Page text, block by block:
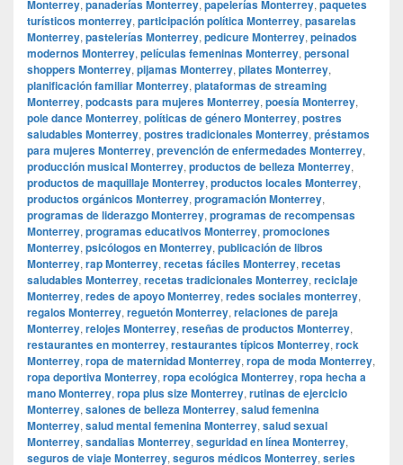
Monterrey, panaderías Monterrey, papelerías Monterrey, paquetes
turísticos monterrey, participación política Monterrey, pasarelas
Monterrey, pastelerías Monterrey, pedicure Monterrey, peinados
modernos Monterrey, películas femeninas Monterrey, personal
shoppers Monterrey, pijamas Monterrey, pilates Monterrey,
planificación familiar Monterrey, plataformas de streaming
Monterrey, podcasts para mujeres Monterrey, poesía Monterrey,
pole dance Monterrey, políticas de género Monterrey, postres
saludables Monterrey, postres tradicionales Monterrey, préstamos
para mujeres Monterrey, prevención de enfermedades Monterrey,
producción musical Monterrey, productos de belleza Monterrey,
productos de maquillaje Monterrey, productos locales Monterrey,
productos orgánicos Monterrey, programación Monterrey,
programas de liderazgo Monterrey, programas de recompensas
Monterrey, programas educativos Monterrey, promociones
Monterrey, psicólogos en Monterrey, publicación de libros
Monterrey, rap Monterrey, recetas fáciles Monterrey, recetas
saludables Monterrey, recetas tradicionales Monterrey, reciclaje
Monterrey, redes de apoyo Monterrey, redes sociales monterrey,
regalos Monterrey, reguetón Monterrey, relaciones de pareja
Monterrey, relojes Monterrey, reseñas de productos Monterrey,
restaurantes en monterrey, restaurantes típicos Monterrey, rock
Monterrey, ropa de maternidad Monterrey, ropa de moda Monterrey,
ropa deportiva Monterrey, ropa ecológica Monterrey, ropa hecha a
mano Monterrey, ropa plus size Monterrey, rutinas de ejercicio
Monterrey, salones de belleza Monterrey, salud femenina
Monterrey, salud mental femenina Monterrey, salud sexual
Monterrey, sandalias Monterrey, seguridad en línea Monterrey,
seguros de viaje Monterrey, seguros médicos Monterrey, series